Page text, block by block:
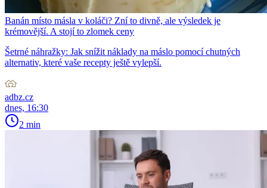
Banán místo másla v koláči? Zní to divně, ale výsledek je
krémovější. A stojí to zlomek ceny
Šetrné náhražky: Jak snížit náklady na máslo pomocí chutných
alternativ, které vaše recepty ještě vylepší.
adbz.cz
dnes, 16:30
2 min